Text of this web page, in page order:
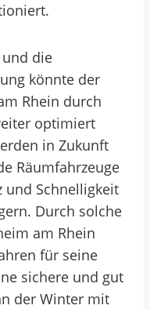
und die
könnte der
Rhein durch
optimiert
in Zukunft
Räumfahrzeuge
und Schnelligkeit
Durch solche
am Rhein
für seine
sichere und gut
der Winter mit